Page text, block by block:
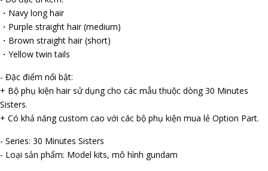
・Navy long hair
・Purple straight hair (medium)
・Brown straight hair (short)
・Yellow twin tails
- Đặc điểm nổi bật:
+ Bộ phụ kiện hair sử dụng cho các mẫu thuộc dòng 30 Minutes
Sisters.
+ Có khả năng custom cao với các bộ phụ kiện mua lẻ Option Part.
- Series: 30 Minutes Sisters
- Loại sản phẩm: Model kits, mô hình gundam